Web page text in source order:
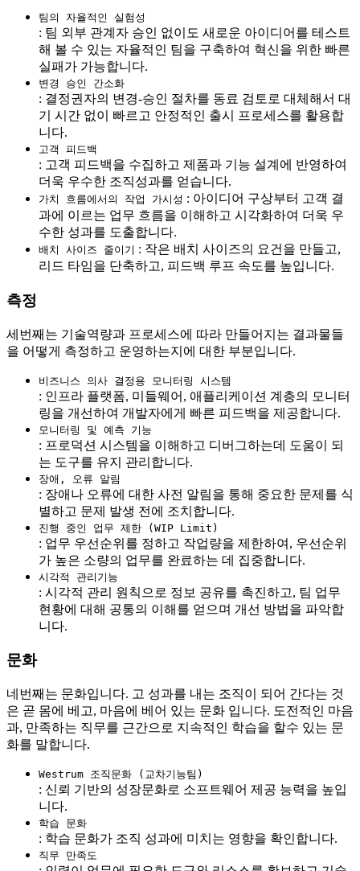
팀의 자율적인 실험성
: 팀 외부 관계자 승인 없이도 새로운 아이디어를 테스트
해 볼 수 있는 자율적인 팀을 구축하여 혁신을 위한 빠른
실패가 가능합니다.
변경 승인 간소화
: 결정권자의 변경-승인 절차를 동료 검토로 대체해서 대
기 시간 없이 빠르고 안정적인 출시 프로세스를 활용합
니다.
고객 피드백
: 고객 피드백을 수집하고 제품과 기능 설계에 반영하여
더욱 우수한 조직성과를 얻습니다.
가치 흐름에서의 작업 가시성 : 아이디어 구상부터 고객 결
과에 이르는 업무 흐름을 이해하고 시각화하여 더욱 우
수한 성과를 도출합니다.
배치 사이즈 줄이기 : 작은 배치 사이즈의 요건을 만들고,
리드 타임을 단축하고, 피드백 루프 속도를 높입니다.
측정
세번째는 기술역량과 프로세스에 따라 만들어지는 결과물들
을 어떻게 측정하고 운영하는지에 대한 부분입니다.
비즈니스 의사 결정용 모니터링 시스템
: 인프라 플랫폼, 미들웨어, 애플리케이션 계층의 모니터
링을 개선하여 개발자에게 빠른 피드백을 제공합니다.
모니터링 및 예측 기능
: 프로덕션 시스템을 이해하고 디버그하는데 도움이 되
는 도구를 유지 관리합니다.
장애, 오류 알림
: 장애나 오류에 대한 사전 알림을 통해 중요한 문제를 식
별하고 문제 발생 전에 조치합니다.
진행 중인 업무 제한 (WIP Limit)
: 업무 우선순위를 정하고 작업량을 제한하여, 우선순위
가 높은 소량의 업무를 완료하는 데 집중합니다.
시각적 관리기능
: 시각적 관리 원칙으로 정보 공유를 촉진하고, 팀 업무
현황에 대해 공통의 이해를 얻으며 개선 방법을 파악합
니다.
문화
네번째는 문화입니다. 고 성과를 내는 조직이 되어 간다는 것
은 곧 몸에 베고, 마음에 베어 있는 문화 입니다. 도전적인 마음
과, 만족하는 직무를 근간으로 지속적인 학습을 할수 있는 문
화를 말합니다.
Westrum 조직문화 (교차기능팀)
: 신뢰 기반의 성장문화로 소프트웨어 제공 능력을 높입
니다.
학습 문화
: 학습 문화가 조직 성과에 미치는 영향을 확인합니다.
직무 만족도